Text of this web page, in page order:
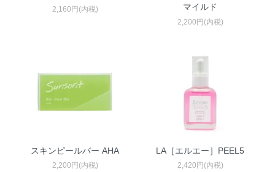
2,160円(内税)
マイルド
2,200円(内税)
スキンピールバー AHA
2,200円(内税)
LA［エルエー］PEEL5
2,420円(内税)